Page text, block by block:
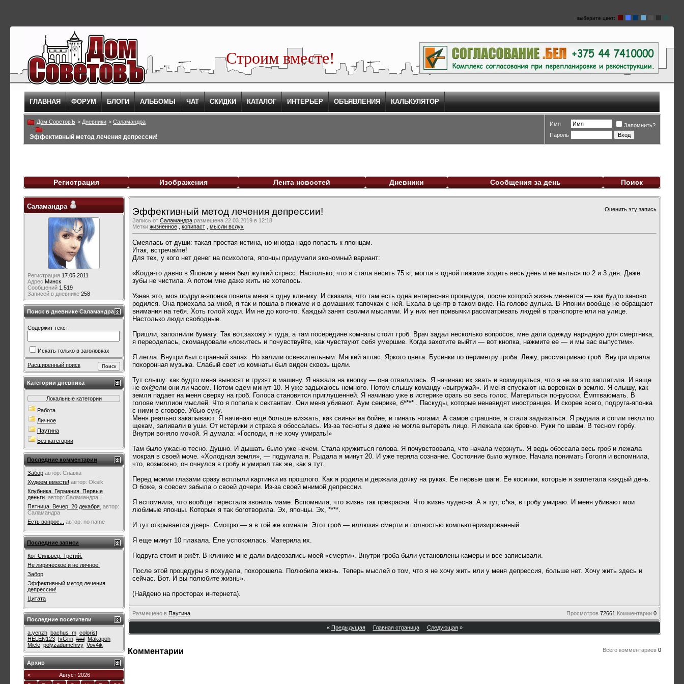
выберите цвет:
Строим вместе!
ГЛАВНАЯ ФОРУМ БЛОГИ АЛЬБОМЫ ЧАТ СКИДКИ КАТАЛОГ ИНТЕРЬЕР ОБЪЯВЛЕНИЯ КАЛЬКУЛЯТОР
Дом СоветовЪ > Дневники > Саламандра
Эффективный метод лечения депрессии!
Имя
Запомнить?
Пароль
Регистрация Изображения Лента новостей Дневники Сообщения за день Поиск
Оценить эту запись
Эффективный метод лечения депрессии!
Запись от Саламандра размещена 22.03.2019 в 12:18
Метки жизненное копипаст мысли вслух
Смеялась от души: такая простая истина, но иногда надо попасть к японцам.
Итак, встречайте!
Для тех, у кого нет денег на психолога, японцы придумали экономный вариант:
«Когда-то давно в Японии у меня был жуткий стресс. Настолько, что я стала весить 75 кг, могла в одной пижаме ходить весь день и не мыться по 2 и 3 дня. Даже
зубы не чистила. А потом мне даже жить не хотелось.
Узнав это, моя подруга-японка повела меня в одну клинику. И сказала, что там есть одна интересная процедура, после которой жизнь меняется — как будто заново
родился. Она приехала за мной, я так и пошла в пижаме и в домашних тапочках с ней. Ехала в центр в таком виде. На голове дулька. В Японии вообще не обращают
внимания на тебя. Хоть голой ходи. Им не до кого-то. Каждый занят своими мыслями. И у них нет привычки рассматривать людей в транспорте или на улице.
Настолько люди свободные.
Пришли, заполнили бумагу. Так вот,захожу я туда, а там посередине комнаты стоит гроб. Врач задал несколько вопросов, мне дали одежду нарядную для смертника,
я переоделась, скомандовали «ложитесь и почувствуйте, как чувствуют себя умершие. Когда захотите выйти — вот кнопка, нажмите ее — и мы вас выпустим».
Я легла. Внутри был странный запах. Но залили освежительным. Мягкий атлас. Яркого цвета. Бусинки по периметру гроба. Лежу, рассматриваю гроб. Внутри играла
похоронная музыка. Слабый свет из комнаты был виден сквозь щели.
Тут слышу: как будто меня выносят и грузят в машину. Я нажала на кнопку — она отвалилась. Я начинаю их звать и возмущаться, что я не за это заплатила. И ваще
не ох@ели они ли часом. Потом едем минут 10. Я уже задыхаюсь немного. Потом слышу команду «выгружай». И меня спускают на веревках в землю. Я слышу, как
земля падает на меня сверху на гроб. Голоса становятся приглушенней. Я начинаю уже в истерике орать во весь голос. Материться по-русски. Ёмптваюмать. В
голове миллион мыслей. Что я попала к сектантам. Они меня убивают. Аум сенрике, б**** . Паскуды, которые ненавидят иностранцев. И скорее всего, подруга-японка
с ними в сговоре. Убью суку.
Меня реально закапывают. Я начинаю ещё больше визжать, как свинья на бойне, и пинать ногами. А самое страшное, я стала задыхаться. Я рыдала и сопли текли по
щекам, заливали в уши. От истерики и страха я обоссалась. Из-за тесноты я даже не могла вытереть лицо. Я лежала как бревно. Руки по швам. В тесном горбу.
Внутри воняло мочой. Я думала: «Господи, я не хочу умирать!»
Там было ужасно тесно. Душно. И дышать было уже нечем. Стала кружиться голова. Я почувствовала, что начала мерзнуть. Я ведь обоссала весь гроб и лежала
мокрая в своей моче. «Холодная земля», — подумала я. Рыдала я минут 20. И уже теряла сознание. Состояние было жуткое. Начала понимать Гоголя и вспомнила,
что, возможно, он очнулся в гробу и умирал так же, как я тут.
Перед моими глазами сразу всплыли картинки из прошлого. Как я родила и держала дочку на руках. Ее первые шаги. Ее косички, которые я заплетала каждый день.
О боже, я совсем забыла о своей дочери. Из-за своей мнимой депрессии.
Я вспомнила, что вообще перестала звонить маме. Вспомнила, что жизнь так прекрасна. Что жизнь чудесна. А я тут, с*ка, в гробу умираю. И меня убивают мои
любимые японцы. Которых я так боготворила. Эх, японцы. Эх, ****.
И тут открывается дверь. Смотрю — я в той же комнате. Этот гроб — иллюзия смерти и полностью компьютеризированный.
Я еще минут 10 плакала. Еле успокоилась. Материла их.
Подруга стоит и ржёт. В клинике мне дали видеозапись моей «смерти». Внутри гроба были установлены камеры и все записывали.
После этой процедуры я похудела, похорошела. Полюбила жизнь. Теперь мыслей о том, что я не хочу жить или у меня депрессия, больше нет. Хочу жить здесь и
сейчас. Вот. И вы полюбите жизнь».
(Найдено на просторах интернета).
Размещено в Паутина Просмотров 72661 Комментарии 0
« Предыдущая Главная страница Следующая»
Всего комментариев 0
Комментарии
Саламандра
Регистрация 17.05.2011
Адрес Минск
Сообщений 1,519
Записей в дневнике 258
Поиск в дневнике Саламандра
Содержит текст:
Искать только в заголовках
Расширенный поиск
Категории дневника
Локальные категории
Работа
Личное
Паутина
Без категории
Последние комментарии
Забор автор: Славка
Худеем вместе! автор: Oksik
Клубника. Германия. Первые
деньги. автор: Саламандра
Пятница. Вечер. 20 декабря. автор:
Саламандра
Есть вопрос...
автор: no name
Последние записи
Кот Сильвер. Третий.
Не лирическое и не личное!
Забор
Эффективный метод лечения
депрессии!
Цитата
Последние посетители
a.yenzh bachus_m colorist
HELEN123 IvGrin kiril Makapoh
Micle polyzadumchivy Vov4ik
Архив
<
Август 2026